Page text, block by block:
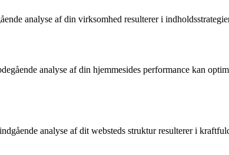
analyse af din virksomhed resulterer i
analyse af din hjemmesides performance kan
analyse af dit websteds struktur resulterer i